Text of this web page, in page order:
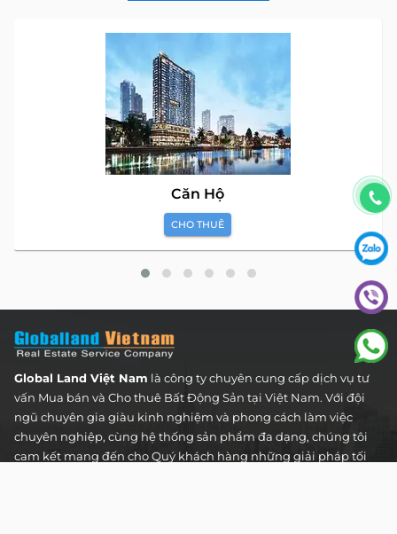
Căn Hộ
CHO THUÊ
Global Land Việt Nam là công ty chuyên cung cấp dịch vụ tư
vấn Mua bán và Cho thuê Bất Động Sản tại Việt Nam. Với đội
ngũ chuyên gia giàu kinh nghiệm và phong cách làm việc
chuyên nghiệp, cùng hệ thống sản phẩm đa dạng, chúng tôi
cam kết mang đến cho Quý khách hàng những giải pháp tối